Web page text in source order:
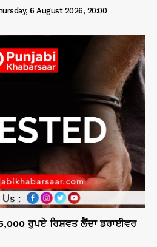
6 August 2026, 20:00
ਰੁਪਏ ਰਿਸ਼ਵਤ ਲੈਂਦਾ ਡਰਾਈਵਰ